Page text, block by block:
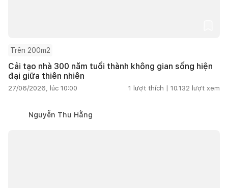
Trên 200m2
Cải tạo nhà 300 năm tuổi thành không gian sống hiện
đại giữa thiên nhiên
27/06/2026, lúc 10:00 1 lượt thích | 10.132 lượt xem
Nguyễn Thu Hằng